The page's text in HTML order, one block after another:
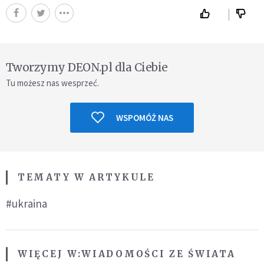
Tworzymy DEON.pl dla Ciebie
Tu możesz nas wesprzeć.
WSPOMÓŻ NAS
TEMATY W ARTYKULE
#ukraina
WIĘCEJ W:WIADOMOŚCI ZE ŚWIATA